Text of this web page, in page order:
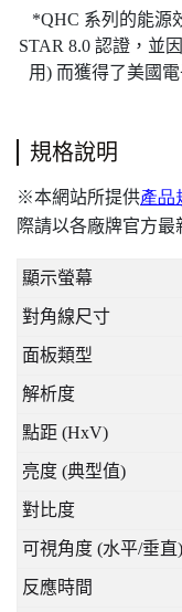
*QHC 系列的能源
STAR 8.0 認證，並
用) 而獲得了美國
規格說明
※本網站所提供產品
際請以各廠牌官方最
顯示螢幕
對角線尺寸
面板類型
解析度
點距 (HxV)
亮度 (典型值)
對比度
可視角度 (水平/垂直)
反應時間